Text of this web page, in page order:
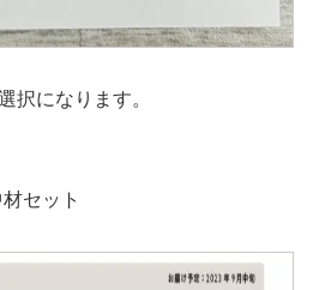
択になります。
セット